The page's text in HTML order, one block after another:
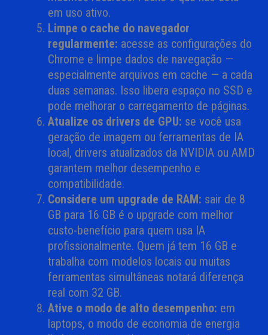
em uso ativo.
Limpe o cache do navegador
regularmente: acesse as configurações do
Chrome e limpe dados de navegação —
especialmente arquivos em cache — a cada
duas semanas. Isso libera espaço no SSD e
pode melhorar o carregamento de páginas.
Atualize os drivers de GPU: se você usa
geração de imagem ou ferramentas de IA
local, drivers atualizados da NVIDIA ou AMD
garantem melhor desempenho e
compatibilidade.
Considere um upgrade de RAM: sair de 8
GB para 16 GB é o upgrade com melhor
custo-benefício para quem usa IA
profissionalmente. Quem já tem 16 GB e
trabalha com modelos locais ou muitas
ferramentas simultâneas notará diferença
real com 32 GB.
Ative o modo de alto desempenho: em
laptops, o modo de economia de energia